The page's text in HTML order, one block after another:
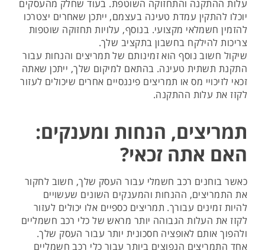
עלות ההתקנה והתחזוקה השוטפת. בעוד שחלק מהעסקים
יוכלו להתקין עמדת טעינה בעצמם, ייתכן שאחרים יצטרכו
להזמין חשמלאי מקצועי. בנוסף, עלויות תחזוקה שוטפות
צריכות להילקח בחשבון בתקציב שלך.
שיקול חשוב נוסף הוא זמינותם של תמריצים והנחות עבור
התקנת תשתית טעינה. בהתאם למיקום שלך, ייתכן שאתה
זכאי לזיכויי מס או תמריצים פיננסיים אחרים שיכולים לעזור
לקזז את עלות ההתקנה.
תמריצים, הנחות ומענקים:
האם אתה זכאי?
כאשר בוחנים רכב חשמלי עבור העסק שלך, חשוב לחקור
את התמריצים, ההנחות והמענקים השונים שעשויים
להיות זמינים עבורך. תמריצים כספיים אלו יכולים לעזור
לקזז את העלות הגבוהה יותר מראש של כלי רכב חשמליים
ולהפוך אותם לאופציה חסכונית יותר עבור העסק שלך.
אחד התמריצים הנפוצים ביותר עבור כלי רכב חשמליים